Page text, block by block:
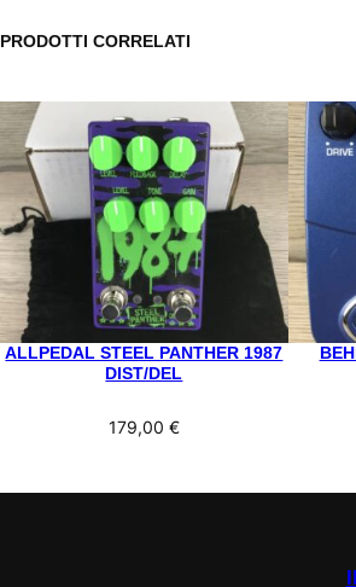
PRODOTTI CORRELATI
ALLPEDAL STEEL PANTHER 1987
DIST/DEL
179,00 €